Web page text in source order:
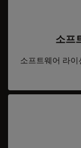
소프
소프트웨어 라